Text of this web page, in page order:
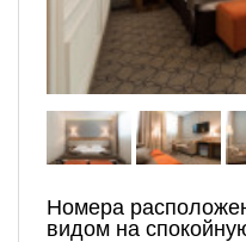
Номера
видом на